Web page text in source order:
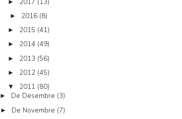
►
► 2016 (8)
► 2015 (41)
► 2014 (49)
► 2013 (56)
► 2012 (45)
▼ 2011 (80)
► De Desembre (3)
► De Novembre (7)